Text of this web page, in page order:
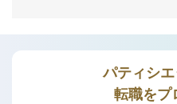
パティシエ
転職をプ